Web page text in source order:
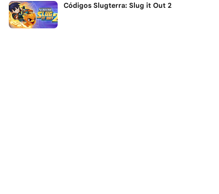
Códigos Slugterra: Slug it Out 2